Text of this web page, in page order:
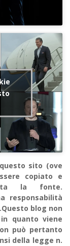
sito (ove
copiato e
la fonte.
responsabilità
blog non
quanto viene
può pertanto
della legge n.